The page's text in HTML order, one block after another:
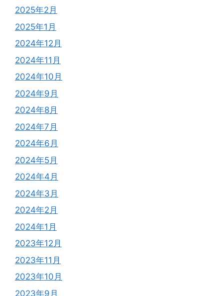
2025年2月
2025年1月
2024年12月
2024年11月
2024年10月
2024年9月
2024年8月
2024年7月
2024年6月
2024年5月
2024年4月
2024年3月
2024年2月
2024年1月
2023年12月
2023年11月
2023年10月
2023年9月